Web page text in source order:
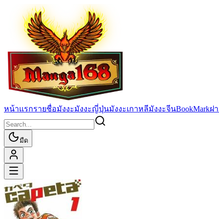
หน้าแรกรายชื่อมังงะมังงะญี่ปุ่นมังงะเกาหลีมังงะจีนBookMarkฝ
มืด